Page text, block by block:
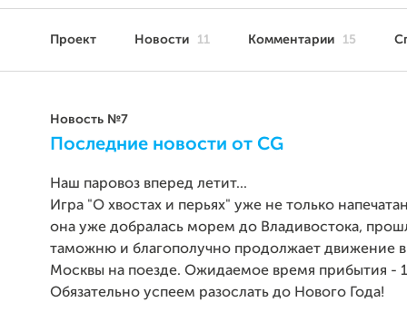
Проект Новости 11 Комментарии 15
Новость №7
Последние новости от CG
Наш паровоз вперед летит...
Игра "О хвостах и перьях" уже не только
она уже добралась морем до Владивостока,
таможню и благополучно продолжает движение
Москвы на поезде. Ожидаемое время прибытия -
Обязательно успеем разослать до Нового Года!